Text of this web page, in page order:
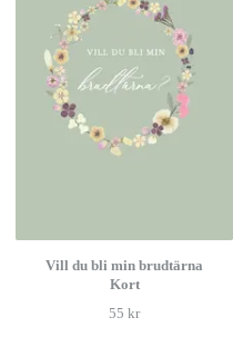
Vill du bli min brudtärna
Kort
55 kr